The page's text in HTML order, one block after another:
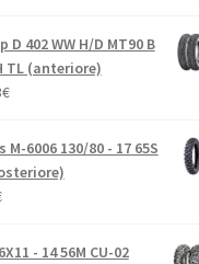
D 402 WW H/D MT90 B
TL (anteriore)
€
M-6006 130/80 - 17 65S
- 14 56M CU-02